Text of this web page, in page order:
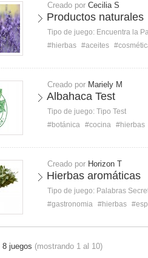
Creado por Cecilia S
Productos naturales
Tipo de juego: Encuentra la
#hierbas #aceites
Creado por Mariely M
Albahaca Test
Tipo de juego: Tipo Test
#botánica #cocina #hierbas
Creado por Horizon T
Hierbas aromáticas
Tipo de juego: Palabras
#gastronomia #hierbas
8 juegos (mostrando 1 al 10)